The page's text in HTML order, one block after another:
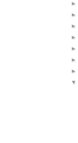
►
►
►
►
►
►
►
▼